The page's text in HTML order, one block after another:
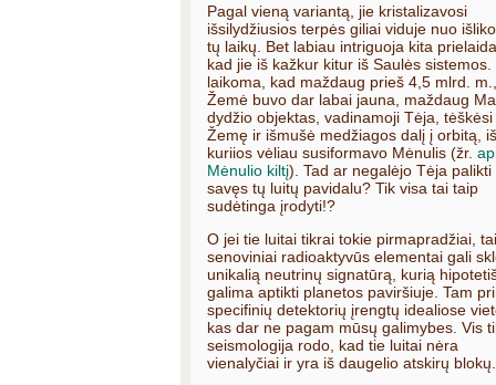
Pagal vieną variantą, jie kristalizavosi
išsilydžiusios terpės giliai viduje nuo
tų laikų. Bet labiau intriguoja kita
kad jie iš kažkur kitur iš Saulės sistemos.
laikoma, kad maždaug prieš 4,5 mlrd.
Žemė buvo dar labai jauna, maždaug
dydžio objektas, vadinamoji Tėja, tėškėsi
Žemę ir išmušė medžiagos dalį į orbitą, iš
kuriios vėliau susiformavo Mėnulis (žr.
Mėnulio kiltį). Tad ar negalėjo Tėja palikti
savęs tų luitų pavidalu? Tik visa tai taip
sudėtinga įrodyti!?
O jei tie luitai tikrai tokie pirmapradžiai, tai
senoviniai radioaktyvūs elementai gali
unikalią neutrinų signatūrą, kurią
galima aptikti planetos paviršiuje. Tam
specifinių detektorių įrengtų idealiose
kas dar ne pagam mūsų galimybes. Vis
seismologija rodo, kad tie luitai nėra
vienalyčiai ir yra iš daugelio atskirų blokų.